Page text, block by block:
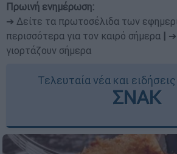
Πρωινή ενημέρωση:
➔ Δείτε τα πρωτοσέλιδα των
περισσότερα για τον καιρό σήμερα
➔
γιορτάζουν σήμερα
Τελευταία νέα και
ΣΝΑΚ